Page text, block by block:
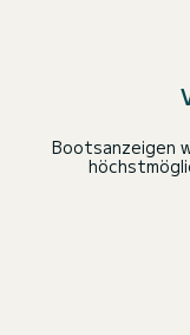
Bootsanzeigen